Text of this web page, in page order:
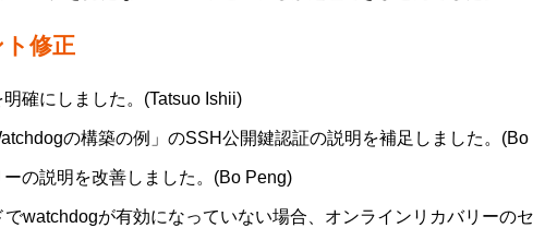
修正
確にしました。(Tatsuo Ishii)
の構築の例」のSSH公開鍵認証の説明を補足しました。
の説明を改善しました。(Bo Peng)
watchdogが有効になっていない場合、オンラインリカバリーの